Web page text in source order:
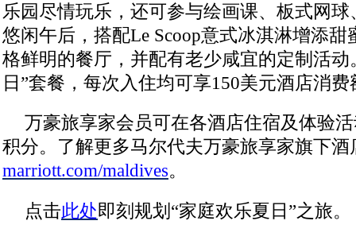
乐园尽情玩乐，还可参与绘画课、板式网球
悠闲午后，搭配Le Scoop意式冰淇淋增添
格鲜明的餐厅，并配有老少咸宜的定制活动
日”套餐，每次入住均可享150美元酒店消费
万豪旅享家会员可在各酒店住宿及体验
积分。了解更多马尔代夫万豪旅享家旗下
marriott.com/maldives。
点击此处即刻规划“家庭欢乐夏日”之旅。